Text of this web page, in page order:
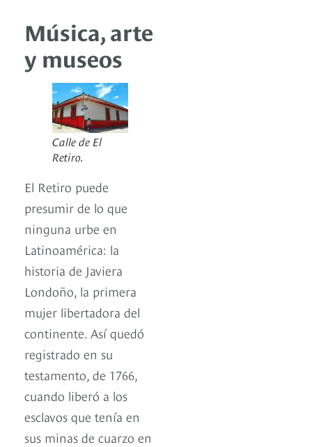
Música, arte
y museos
Calle de El
Retiro.
El Retiro puede
presumir de lo que
ninguna urbe en
Latinoamérica: la
historia de Javiera
Londoño, la primera
mujer libertadora del
continente. Así quedó
registrado en su
testamento, de 1766,
cuando liberó a los
esclavos que tenía en
sus minas de cuarzo en